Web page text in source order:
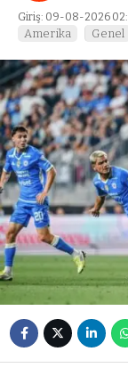
Giriş: 09-08-2026
Amerika Genel